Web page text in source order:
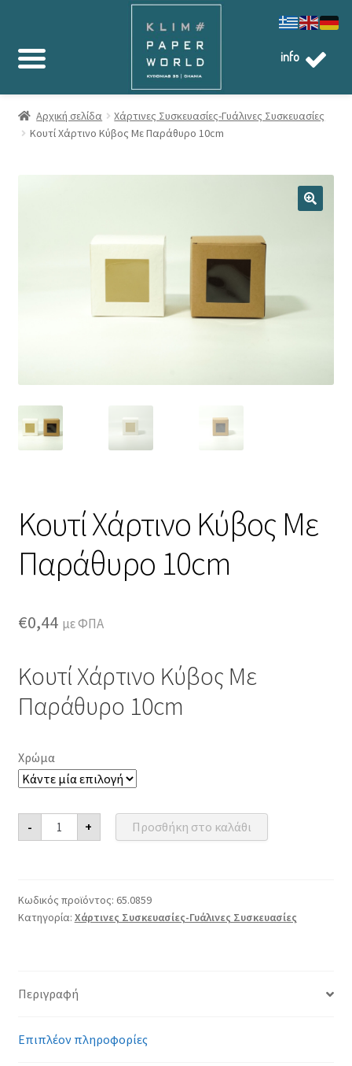
Αρχική σελίδα
Χάρτινες Συσκευασίες-Γυάλινες Συσκευασίες
Κουτί Χάρτινο Κύβος Με Παράθυρο 10cm
Κουτί Χάρτινο Κύβος Με
Παράθυρο 10cm
€0,44 με ΦΠΑ
Κουτί Χάρτινο Κύβος Με
Παράθυρο 10cm
Χρώμα
-
Κουτί
Χάρτινο
Κύβος
ποσότητα
+ Προσθήκη στο καλάθι
Κωδικός προϊόντος: 65.0859
Κατηγορία: Χάρτινες Συσκευασίες-Γυάλινες Συσκευασίες
Περιγραφή
Επιπλέον πληροφορίες
info